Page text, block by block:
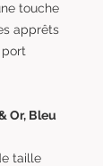
touche
apprêts
Or, Bleu
taille